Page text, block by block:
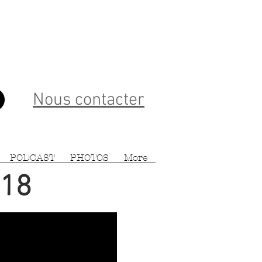
Nous contacter
PODCAST PHOTOS More